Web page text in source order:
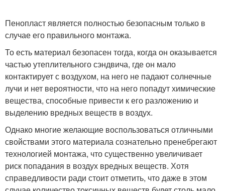
Пенопласт является полностью безопасным только в
случае его правильного монтажа.
То есть материал безопасен тогда, когда он оказывается
частью утеплительного сэндвича, где он мало
контактирует с воздухом, на него не падают солнечные
лучи и нет вероятности, что на него попадут химические
вещества, способные привести к его разложению и
выделению вредных веществ в воздух.
Однако многие желающие воспользоваться отличными
свойствами этого материала сознательно пренебрегают
технологией монтажа, что существенно увеличивает
риск попадания в воздух вредных веществ. Хотя
справедливости ради стоит отметить, что даже в этом